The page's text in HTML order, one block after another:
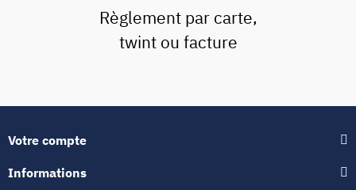
Règlement par carte,
twint ou facture
Votre compte
Informations